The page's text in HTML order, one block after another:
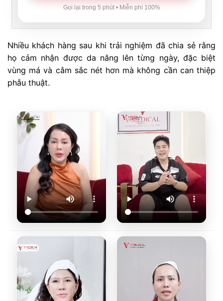
Gọi lại trong 5 phút • Miễn phí 100%
Nhiều khách hàng sau khi trải nghiệm đã chia sẻ rằng
họ cảm nhận được da nâng lên từng ngày, đặc biệt
vùng má và cằm sắc nét hơn mà không cần can thiệp
phẫu thuật.